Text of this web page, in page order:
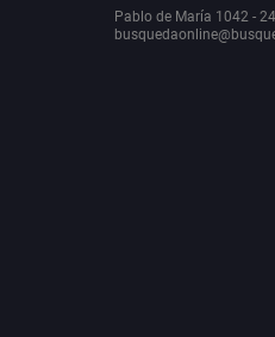
Pablo de María 1042 -